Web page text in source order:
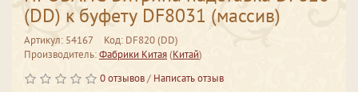
(DD) к буфету DF8031 (массив)
Артикул: 54167
Код: DF820 (DD)
Производитель:Фабрики Китая(Китай)
0 отзывов/ Написать отзыв